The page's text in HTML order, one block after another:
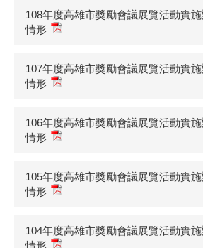
108年度高雄市獎勵會議展覽活動實
情形
107年度高雄市獎勵會議展覽活動實
情形
106年度高雄市獎勵會議展覽活動實
情形
105年度高雄市獎勵會議展覽活動實
情形
104年度高雄市獎勵會議展覽活動實